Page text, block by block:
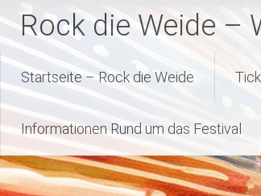
InhaltRock die Weide –
Startseite – Rock die Weide
Informationen Rund um das Festival